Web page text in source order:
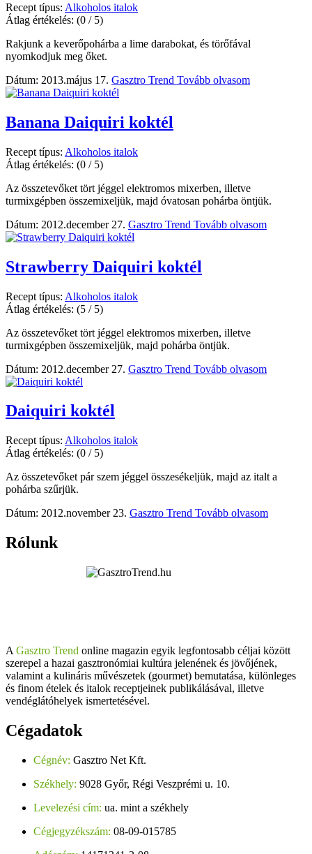
Recept típus: Alkoholos italok
Átlag értékelés: (0 / 5)
Rakjunk a keverőpohárba a lime darabokat, és törőfával
nyomkodjuk meg őket.
Dátum: 2013.május 17. Gasztro Trend Tovább olvasom
Banana Daiquiri koktél
Recept típus: Alkoholos italok
Átlag értékelés: (0 / 5)
Az összetevőket tört jéggel elektromos mixerben, illetve
turmixgépben összemixeljük, majd óvatosan pohárba öntjük.
Dátum: 2012.december 27. Gasztro Trend Tovább olvasom
Strawberry Daiquiri koktél
Recept típus: Alkoholos italok
Átlag értékelés: (5 / 5)
Az összetevőket tört jéggel elektromos mixerben, illetve
turmixgépben összemixeljük, majd pohárba öntjük.
Dátum: 2012.december 27. Gasztro Trend Tovább olvasom
Daiquiri koktél
Recept típus: Alkoholos italok
Átlag értékelés: (0 / 5)
Az összetevőket pár szem jéggel összesékeljük, majd az italt a
pohárba szűrjük.
Dátum: 2012.november 23. Gasztro Trend Tovább olvasom
Rólunk
A Gasztro Trend online magazin egyik legfontosabb céljai között
szerepel a hazai gasztronómiai kultúra jelenének és jövőjének,
valamint a kulináris művészetek (gourmet) bemutatása, különleges
és finom ételek és italok receptjeinek publikálásával, illetve
vendéglátóhelyek ismertetésével.
Cégadatok
Cégnév: Gasztro Net Kft.
Székhely: 9028 Győr, Régi Veszprémi u. 10.
Levelezési cím: ua. mint a székhely
Cégjegyzékszám: 08-09-015785